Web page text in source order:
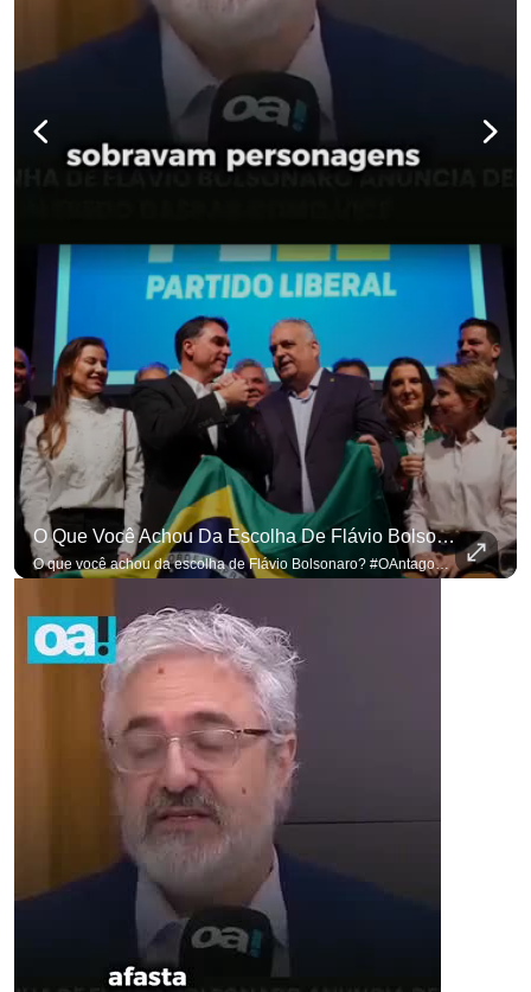
O Que Você Achou Da Escolha De Flávio Bolsonaro? #OAntagonista
O que você achou da escolha de Flávio Bolsonaro? #OAntagonista Se você busca informação com credibilidade, inscreva-se agora e ative o